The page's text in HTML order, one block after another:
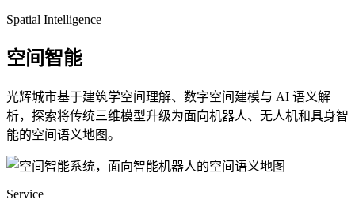
Spatial Intelligence
空间智能
光辉城市基于建筑学空间理解、数字空间建模与 AI 语义解
析，探索将传统三维模型升级为面向机器人、无人机和具身智
能的空间语义地图。
Service